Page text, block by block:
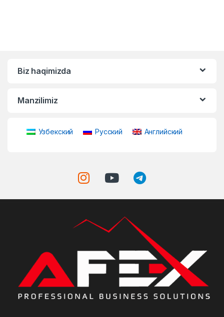
Biz haqimizda
Manzilimiz
Узбекский Русский Английский